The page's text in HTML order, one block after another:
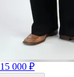
15 000 ₽